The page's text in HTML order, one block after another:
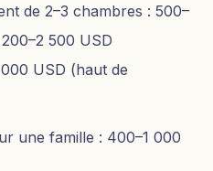
de 2–3 chambres : 500–
500 USD
USD (haut de
une famille : 400–1 000